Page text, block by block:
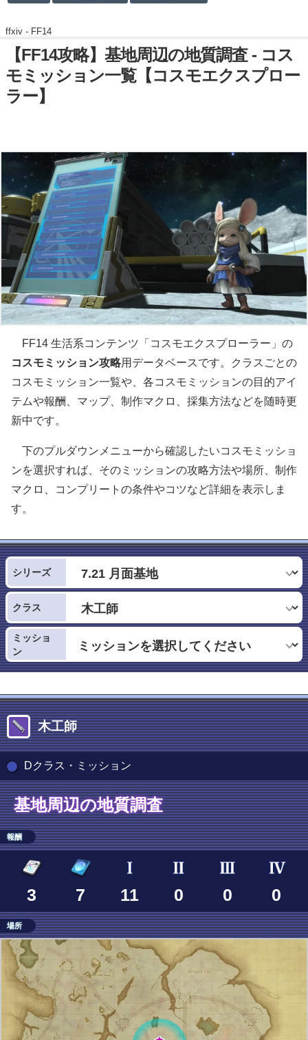
ffxiv - FF14
【FF14攻略】基地周辺の地質調査 - コス
モミッション一覧【コスモエクスプロー
ラー】
FF14 生活系コンテンツ「コスモエクスプローラー」の
コスモミッション攻略用データベースです。クラスごとの
コスモミッション一覧や、各コスモミッションの目的アイ
テムや報酬、マップ、制作マクロ、採集方法などを随時更
新中です。
下のプルダウンメニューから確認したいコスモミッショ
ンを選択すれば、そのミッションの攻略方法や場所、制作
マクロ、コンプリートの条件やコツなど詳細を表示しま
す。
シリーズ
クラス
ミッショ
ン
木工師
Dクラス・ミッション
基地周辺の地質調査
報酬
3 7 11 0 0 0
場所